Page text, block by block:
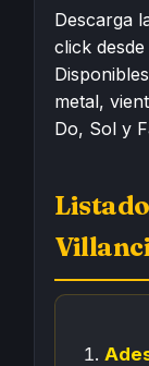
Descarga
click
metal,
Do, Sol y